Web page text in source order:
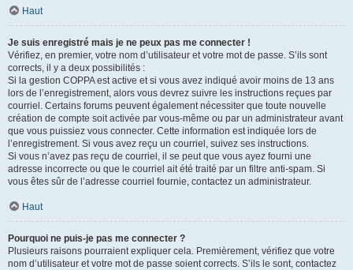
Haut
Je suis enregistré mais je ne peux pas me connecter !
Vérifiez, en premier, votre nom d’utilisateur et votre mot de passe. S’ils sont
corrects, il y a deux possibilités :
Si la gestion COPPA est active et si vous avez indiqué avoir moins de 13 ans
lors de l’enregistrement, alors vous devrez suivre les instructions reçues par
courriel. Certains forums peuvent également nécessiter que toute nouvelle
création de compte soit activée par vous-même ou par un administrateur avant
que vous puissiez vous connecter. Cette information est indiquée lors de
l’enregistrement. Si vous avez reçu un courriel, suivez ses instructions.
Si vous n’avez pas reçu de courriel, il se peut que vous ayez fourni une
adresse incorrecte ou que le courriel ait été traité par un filtre anti-spam. Si
vous êtes sûr de l’adresse courriel fournie, contactez un administrateur.
Haut
Pourquoi ne puis-je pas me connecter ?
Plusieurs raisons pourraient expliquer cela. Premièrement, vérifiez que votre
nom d’utilisateur et votre mot de passe soient corrects. S’ils le sont, contactez